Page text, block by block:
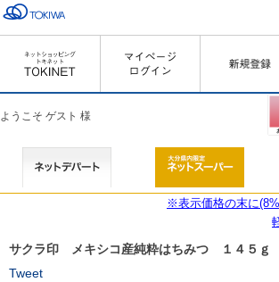
ようこそ ゲスト 様
※表示価格の末に
サクラ印 メキシコ産純粋はちみつ １４５ｇ
Tweet